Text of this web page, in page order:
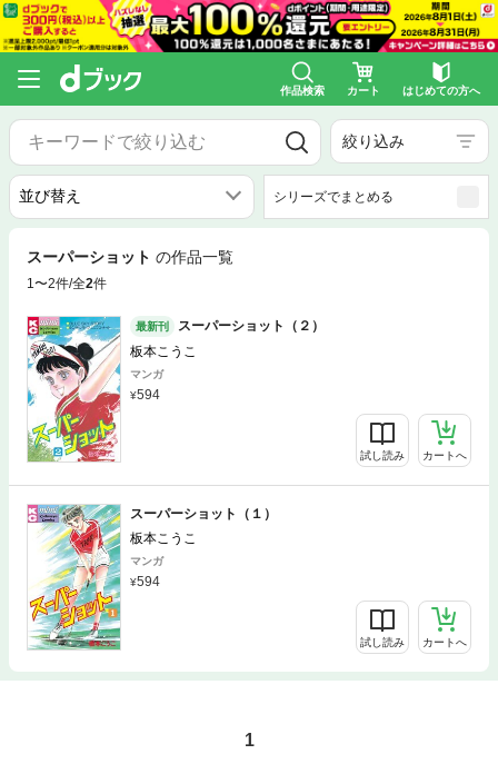
作品検索 カート はじめての方へ
絞り込み
シリーズでまとめる
スーパーショット の作品一覧
1〜2件/全2件
最新刊
スーパーショット（２）
板本こうこ
マンガ
594
試し読み カートへ
スーパーショット（１）
板本こうこ
マンガ
594
試し読み カートへ
1